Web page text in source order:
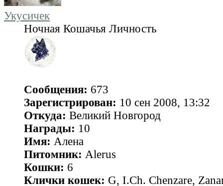
Укусичек
Ночная Кошачья Личность
Сообщения: 673
Зарегистрирован: 10 сен 2008, 13:32
Откуда: Великий Новгород
Награды: 10
Имя: Алена
Питомник: Alerus
Кошки: 6
Клички кошек: G, I.Ch. Chenzare,